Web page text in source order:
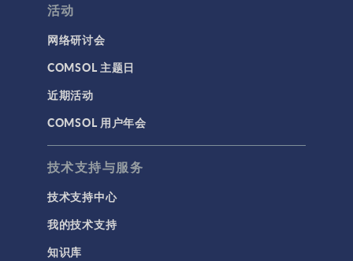
活动
网络研讨会
COMSOL 主题日
近期活动
COMSOL 用户年会
技术支持与服务
技术支持中心
我的技术支持
知识库